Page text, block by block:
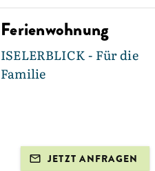
Ferienwohnung
ISELERBLICK - Für die
Familie
JETZT ANFRAGEN